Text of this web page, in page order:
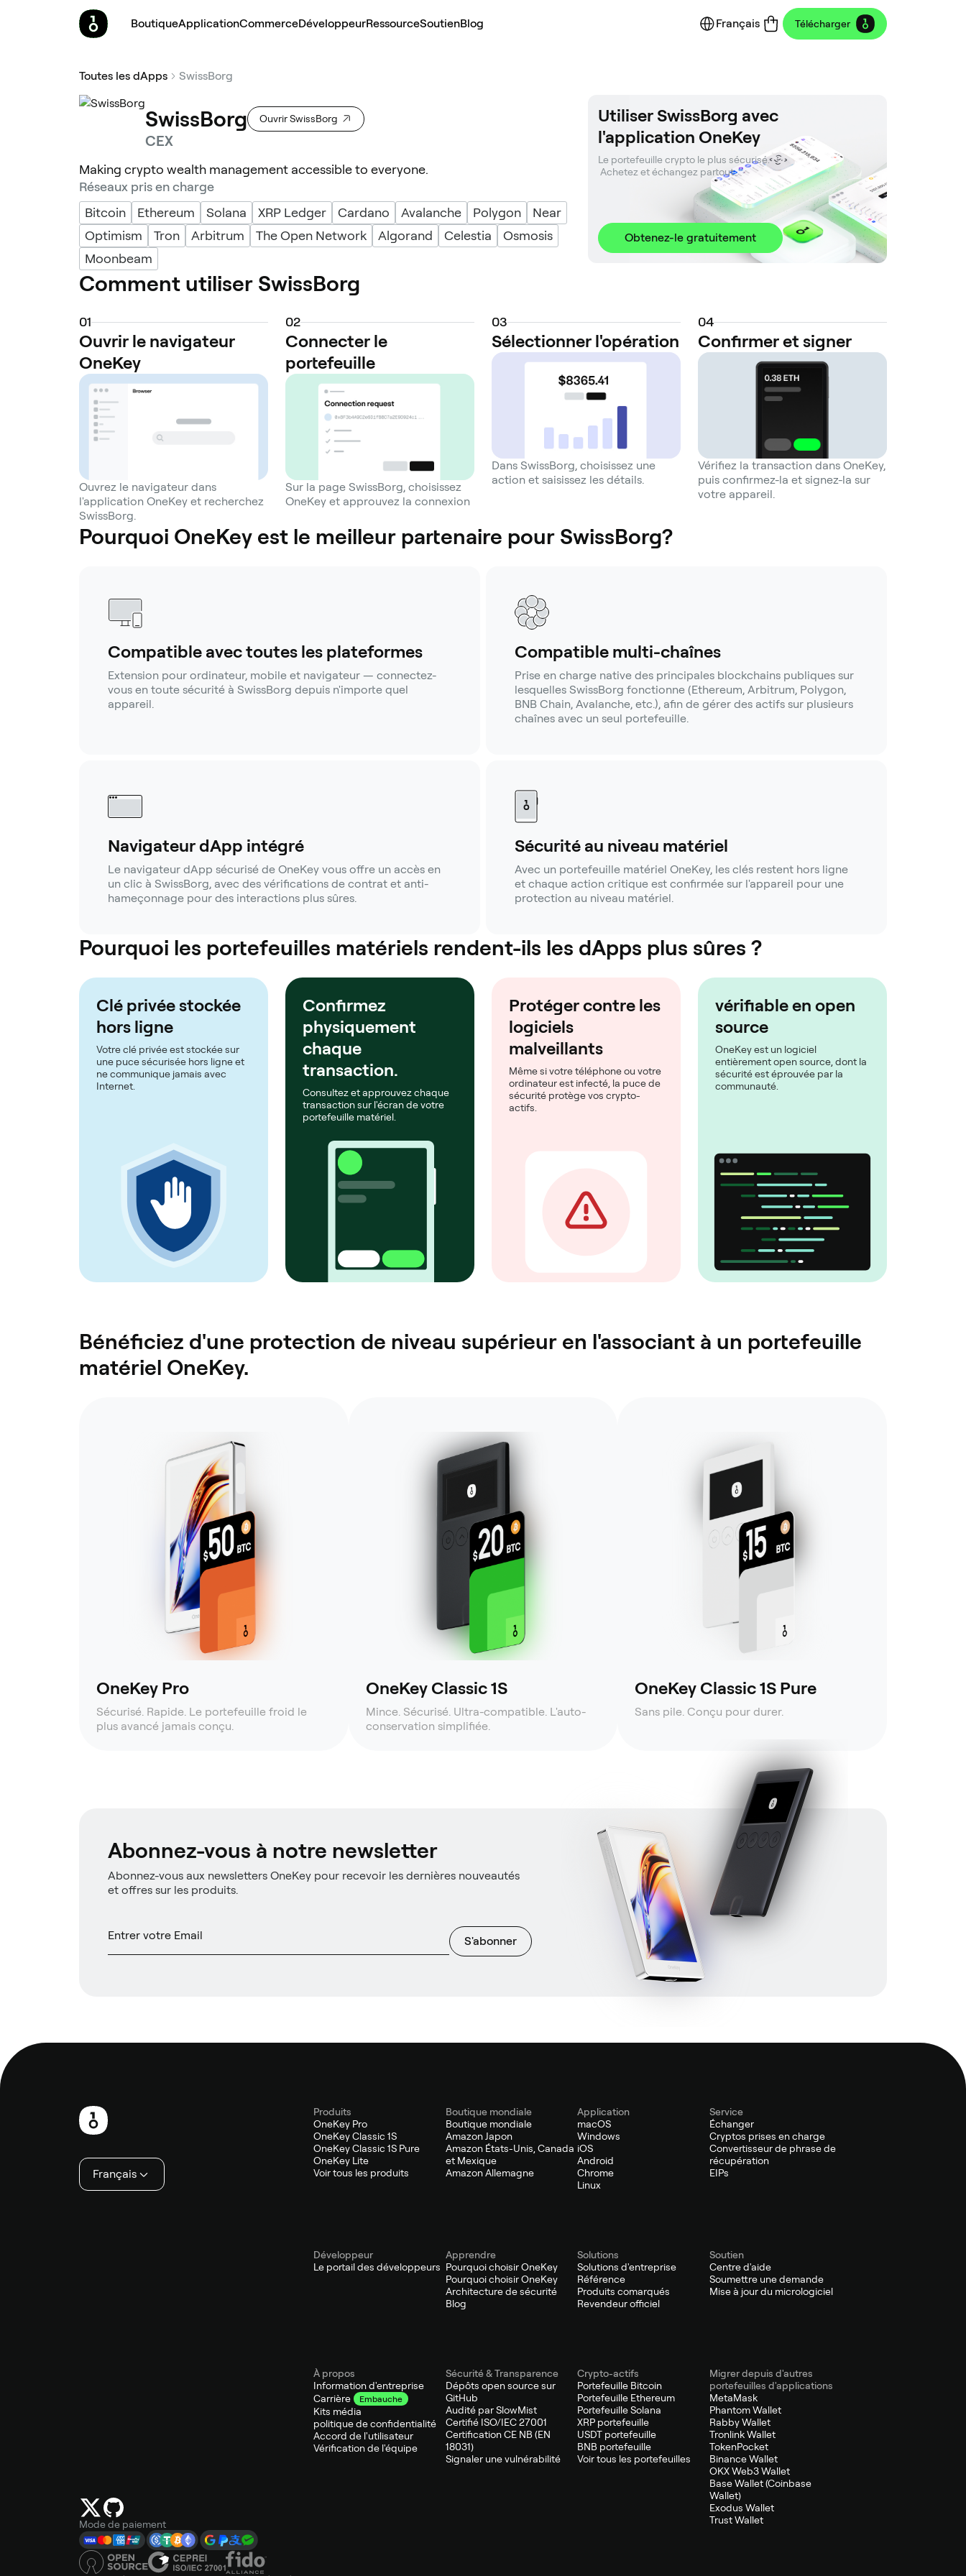
BoutiqueApplicationCommerceDéveloppeurRessourceSoutienBlog Français Télécharger
Toutes les dApps SwissBorg
SwissBorg Ouvrir SwissBorg
CEX
Making crypto wealth management accessible to everyone.
Réseaux pris en charge
Bitcoin
Ethereum Solana XRP Ledger Cardano Avalanche Polygon
Near
Optimism
Tron Arbitrum The Open Network Algorand Celestia
Osmosis
Moonbeam
Utiliser SwissBorg avec
l'application OneKey
Le portefeuille crypto le plus sécurisé.
Achetez et échangez partout.
Obtenez-le gratuitement
Comment utiliser SwissBorg
01
Ouvrir le navigateur
OneKey
Ouvrez le navigateur dans
l'application OneKey et recherchez
SwissBorg.
02
Connecter le
portefeuille
Sur la page SwissBorg, choisissez
OneKey et approuvez la connexion
03
Sélectionner l'opération
Dans SwissBorg, choisissez une
action et saisissez les détails.
04
Confirmer et signer
Vérifiez la transaction dans OneKey,
puis confirmez-la et signez-la sur
votre appareil.
Pourquoi OneKey est le meilleur partenaire pour SwissBorg?
Compatible avec toutes les plateformes
Extension pour ordinateur, mobile et navigateur — connectez-
vous en toute sécurité à SwissBorg depuis n'importe quel
appareil.
Compatible multi-chaînes
Prise en charge native des principales blockchains publiques sur
lesquelles SwissBorg fonctionne (Ethereum, Arbitrum, Polygon,
BNB Chain, Avalanche, etc.), afin de gérer des actifs sur plusieurs
chaînes avec un seul portefeuille.
Navigateur dApp intégré
Le navigateur dApp sécurisé de OneKey vous offre un accès en
un clic à SwissBorg, avec des vérifications de contrat et anti-
hameçonnage pour des interactions plus sûres.
Sécurité au niveau matériel
Avec un portefeuille matériel OneKey, les clés restent hors ligne
et chaque action critique est confirmée sur l'appareil pour une
protection au niveau matériel.
Pourquoi les portefeuilles matériels rendent-ils les dApps plus sûres ?
Clé privée stockée
hors ligne
Votre clé privée est stockée sur
une puce sécurisée hors ligne et
ne communique jamais avec
Internet.
Confirmez
physiquement
chaque
transaction.
Consultez et approuvez chaque
transaction sur l'écran de votre
portefeuille matériel.
Protéger contre les
logiciels
malveillants
Même si votre téléphone ou votre
ordinateur est infecté, la puce de
sécurité protège vos crypto-
actifs.
vérifiable en open
source
OneKey est un logiciel
entièrement open source, dont la
sécurité est éprouvée par la
communauté.
Bénéficiez d'une protection de niveau supérieur en l'associant à un portefeuille
matériel OneKey.
OneKey Pro
Sécurisé. Rapide. Le portefeuille froid le
plus avancé jamais conçu.
OneKey Classic 1S
Mince. Sécurisé. Ultra-compatible. L'auto-
conservation simplifiée.
OneKey Classic 1S Pure
Sans pile. Conçu pour durer.
Abonnez-vous à notre newsletter
Abonnez-vous aux newsletters OneKey pour recevoir les dernières nouveautés
et offres sur les produits.
S'abonner
Français
Mode de paiement
Produits
OneKey Pro
OneKey Classic 1S
OneKey Classic 1S Pure
OneKey Lite
Voir tous les produits
Boutique mondiale
Boutique mondiale
Amazon Japon
Amazon États-Unis, Canada
et Mexique
Amazon Allemagne
Application
macOS
Windows
iOS
Android
Chrome
Linux
Service
Échanger
Cryptos prises en charge
Convertisseur de phrase de
récupération
EIPs
Développeur
Le portail des développeurs
Apprendre
Pourquoi choisir OneKey
Pourquoi choisir OneKey
Architecture de sécurité
Blog
Solutions
Solutions d'entreprise
Référence
Produits comarqués
Revendeur officiel
Soutien
Centre d'aide
Soumettre une demande
Mise à jour du micrologiciel
À propos
Information d'entreprise
Carrière
Embauche
Kits média
politique de confidentialité
Accord de l'utilisateur
Vérification de l'équipe
Sécurité & Transparence
Dépôts open source sur
GitHub
Audité par SlowMist
Certifié ISO/IEC 27001
Certification CE NB (EN
18031)
Signaler une vulnérabilité
Crypto-actifs
Portefeuille Bitcoin
Portefeuille Ethereum
Portefeuille Solana
XRP portefeuille
USDT portefeuille
BNB portefeuille
Voir tous les portefeuilles
Migrer depuis d'autres
portefeuilles d'applications
MetaMask
Phantom Wallet
Rabby Wallet
Tronlink Wallet
TokenPocket
Binance Wallet
OKX Web3 Wallet
Base Wallet (Coinbase
Wallet)
Exodus Wallet
Trust Wallet